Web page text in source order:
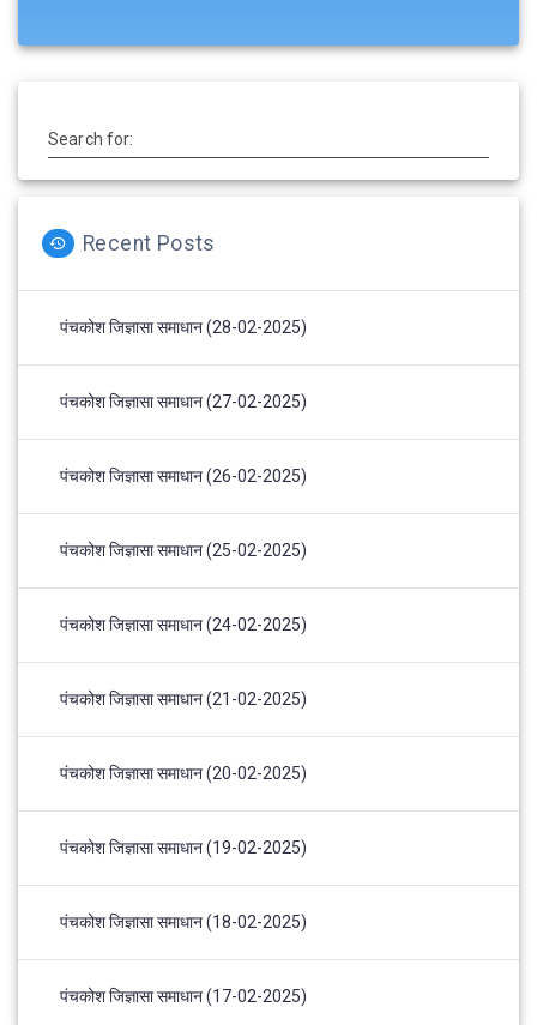
Search for:
Recent Posts
पंचकोश जिज्ञासा समाधान (28-02-2025)
पंचकोश जिज्ञासा समाधान (27-02-2025)
पंचकोश जिज्ञासा समाधान (26-02-2025)
पंचकोश जिज्ञासा समाधान (25-02-2025)
पंचकोश जिज्ञासा समाधान (24-02-2025)
पंचकोश जिज्ञासा समाधान (21-02-2025)
पंचकोश जिज्ञासा समाधान (20-02-2025)
पंचकोश जिज्ञासा समाधान (19-02-2025)
पंचकोश जिज्ञासा समाधान (18-02-2025)
पंचकोश जिज्ञासा समाधान (17-02-2025)